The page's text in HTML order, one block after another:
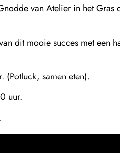
van Atelier in het Gras
dit mooie succes met een
(Potluck, samen eten).
uur.